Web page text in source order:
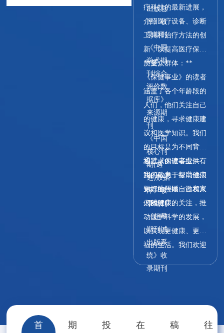
出版总
库》收
录期刊
《中国
学术期
刊综合
评价数
据库》
来源期
刊
《中国
核心刊
期(遴
选)数据
库》收
录期刊
《超星
期刊域
出版系
统》收
录期刊
疗科技的最新进展，
介绍医疗设备、诊断
工具和治疗方法的创
新，以提高医疗保健
质量。
**受众群体：**
《保健事业》的读者
涵盖了各个年龄段的
人们，他们关注自己
的健康，寻求健康建
议和医学知识。我们
的目标是为不同背景
和需求的读者提供有
用的信息，帮助他们
更好地照顾自己和家
人的健康。
通过《保健事业》，
我们致力于提高健康
知识的传播，激发人
们对健康的关注，推
动医学科学的发展，
以实现更健康、更幸
福的生活。我们欢迎
健康专家、医学研究
者、生活方式专家和
议，让健康成为生活
首
期
投
在
稿
往